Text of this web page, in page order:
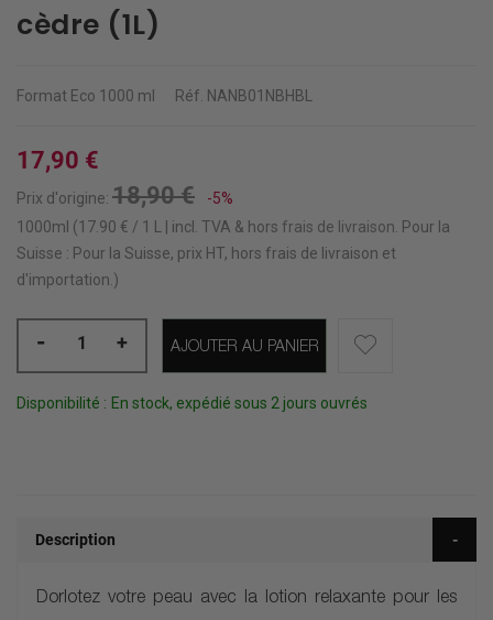
cèdre (1L)
Format Eco 1000 ml Réf. NANB01NBHBL
17,90 €
Prix d'origine: 18,90 €
-5%
1000ml (17.90 € / 1 L | incl. TVA & hors frais de livraison Pour la
Suisse : Pour la Suisse, prix HT, hors frais de livraison et
d'importation.)
- + AJOUTER AU PANIER
Disponibilité : En stock, expédié sous 2 jours ouvrés
Description
Dorlotez votre peau avec la lotion relaxante pour les